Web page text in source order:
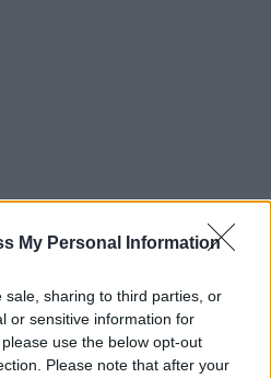
My Personal Information
sale, sharing to third parties, or
or sensitive information for
use the below opt-out
Please note that after your